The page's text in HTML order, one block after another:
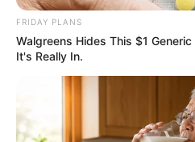
FRIDAY PLANS
Walgreens Hides This $1
It's Really In.